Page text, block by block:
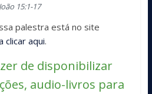
João 15:1-17
palestra está no site
clicar aqui.
de disponibilizar
audio-livros para